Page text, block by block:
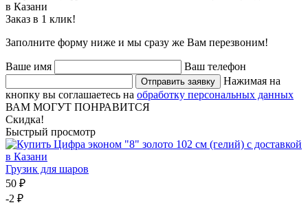
Заказ в 1 клик!
Заполните форму ниже и мы сразу же Вам перезвоним!
Ваше имя Ваш телефон
Отправить заявку
Нажимая на
кнопку вы соглашаетесь на обработку персональных данных
ВАМ МОГУТ ПОНРАВИТСЯ
Скидка!
Быстрый просмотр
Грузик для шаров
50 ₽
-2 ₽